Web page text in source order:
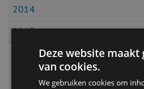
2014
2013
Auto nieuws
Deze website
van cookies.
We gebruiken cookies om